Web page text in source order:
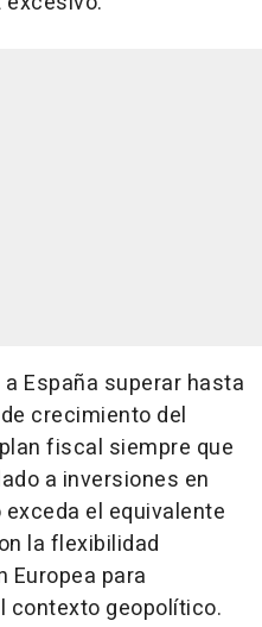
España superar hasta
crecimiento del
fiscal siempre que
a inversiones en
el equivalente
la flexibilidad
Europea para
contexto geopolítico.